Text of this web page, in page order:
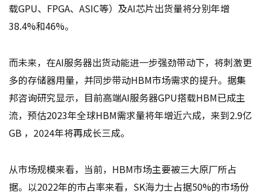
载GPU、FPGA、ASIC等）及AI芯片出货量将分别年增
38.4%和46%。
而未来，在AI服务器出货动能进一步强劲带动下，将刺激更
多的存储器用量，并同步带动HBM市场需求的提升。据集
邦咨询研究显示，目前高端AI服务器GPU搭载HBM已成主
流，预估2023年全球HBM需求量将年增近六成，来到2.9亿
GB ，2024年将再成长三成。
从市场规模来看，当前，HBM市场主要被三大原厂所占
据。以2022年的市占率来看，SK海力士占据50%的市场份